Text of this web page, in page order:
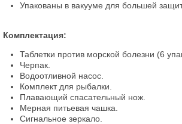
Упакованы в вакууме для большей
Комплектация:
Таблетки против морской болезни (6
Черпак.
Водоотливной насос.
Комплект для рыбалки.
Плавающий спасательный нож.
Мерная питьевая чашка.
Сигнальное зеркало.